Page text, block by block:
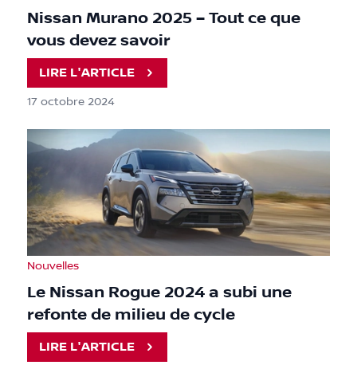
Nissan Murano 2025 – Tout ce que
vous devez savoir
LIRE L'ARTICLE
17 octobre 2024
Nouvelles
Le Nissan Rogue 2024 a subi une
refonte de milieu de cycle
LIRE L'ARTICLE